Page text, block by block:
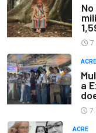
7
ACRE
a
7
ACRE